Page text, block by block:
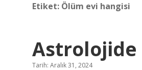
Etiket: Ölüm evi hangisi
Astrolojide
Tarih: Aralık 31, 2024